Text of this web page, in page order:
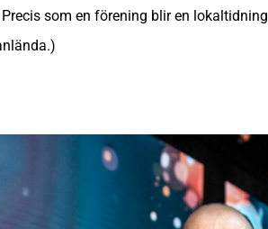
som en förening blir en